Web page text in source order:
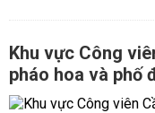
Khu vực Công
pháo hoa và phố